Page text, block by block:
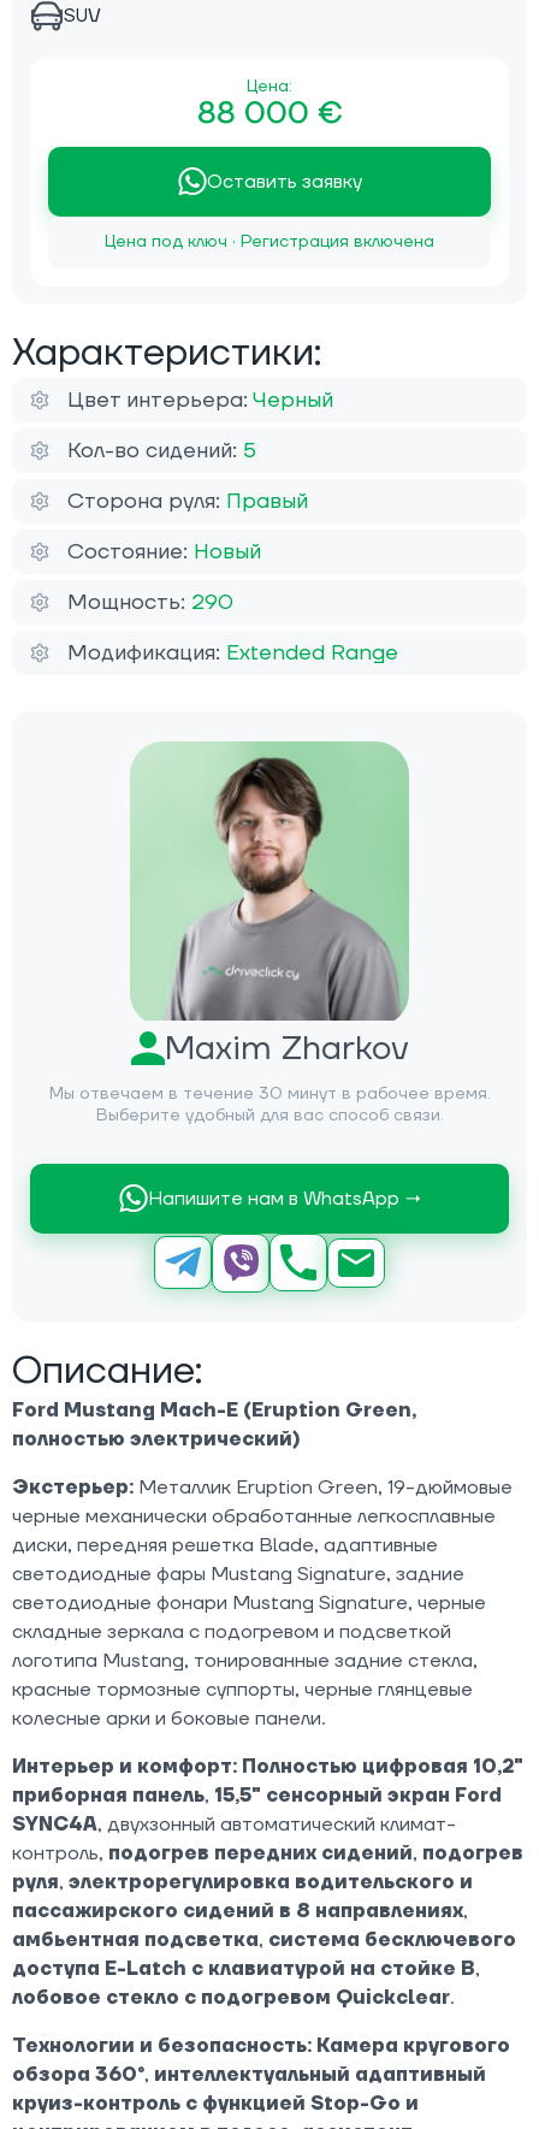
SUV
Цена:
88 000 €
Оставить заявку
Цена под ключ · Регистрация включена
Maxim Zharkov
Мы отвечаем в течение 30 минут в рабочее время.
Выберите удобный для вас способ связи.
Напишите нам в WhatsApp →
Описание:
Ford Mustang Mach-E (Eruption Green,
полностью электрический)
Экстерьер: Металлик Eruption Green, 19-дюймовые
черные механически обработанные легкосплавные
диски, передняя решетка Blade, адаптивные
светодиодные фары Mustang Signature, задние
светодиодные фонари Mustang Signature, черные
складные зеркала с подогревом и подсветкой
логотипа Mustang, тонированные задние стекла,
красные тормозные суппорты, черные глянцевые
колесные арки и боковые панели.
Интерьер и комфорт: Полностью цифровая 10,2"
приборная панель, 15,5" сенсорный экран Ford
SYNC4A, двухзонный автоматический климат-
контроль, подогрев передних сидений, подогрев
руля, электрорегулировка водительского и
пассажирского сидений в 8 направлениях,
амбьентная подсветка, система бесключевого
доступа E-Latch с клавиатурой на стойке B,
лобовое стекло с подогревом Quickclear.
Технологии и безопасность: Камера кругового
обзора 360°, интеллектуальный адаптивный
круиз-контроль с функцией Stop-Go и
Характеристики:
Цвет интерьера: Черный
Кол-во сидений: 5
Сторона руля: Правый
Состояние: Новый
Мощность: 290
Модификация: Extended Range